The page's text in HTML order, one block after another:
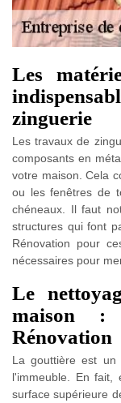
Les
zinguerie
Les travaux de
composants en
votre maison. Cela
ou les fenêtres de
chéneaux. Il faut
structures qui font
Rénovation pour
nécessaires pour
Le
maison
Rénovation
La gouttière est un
l'immeuble. En fait,
surface supérieure